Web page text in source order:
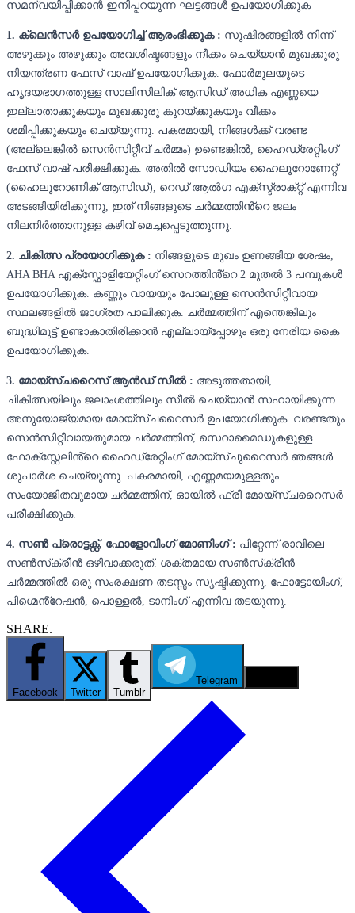
സമന്വയിപ്പിക്കാൻ ഇനിപ്പറയുന്ന ഘട്ടങ്ങൾ ഉപയോഗിക്കുക
1. ക്ലെൻസർ ഉപയോഗിച്ച് ആരംഭിക്കുക : സുഷിരങ്ങളിൽ നിന്ന്
അഴുക്കും അഴുക്കും അവശിഷ്ടങ്ങളും നീക്കം ചെയ്യാൻ മുഖക്കുരു
നിയന്ത്രണ ഫേസ് വാഷ് ഉപയോഗിക്കുക. ഫോർമുലയുടെ
ഹൃദയഭാഗത്തുള്ള സാലിസിലിക് ആസിഡ് അധിക എണ്ണയെ
ഇല്ലാതാക്കുകയും മുഖക്കുരു കുറയ്ക്കുകയും വീക്കം
ശമിപ്പിക്കുകയും ചെയ്യുന്നു. പകരമായി, നിങ്ങൾക്ക് വരണ്ട
(അല്ലെങ്കിൽ സെൻസിറ്റീവ് ചർമ്മം) ഉണ്ടെങ്കിൽ, ഹൈഡ്രേറ്റിംഗ്
ഫേസ് വാഷ് പരീക്ഷിക്കുക. അതിൽ സോഡിയം ഹൈലൂറോണേറ്റ്
(ഹൈലൂറോണിക് ആസിഡ്), റെഡ് ആൽഗ എക്സ്ട്രാക്‌റ്റ് എന്നിവ
അടങ്ങിയിരിക്കുന്നു, ഇത് നിങ്ങളുടെ ചർമ്മത്തിൻ്റെ ജലം
നിലനിർത്താനുള്ള കഴിവ് മെച്ചപ്പെടുത്തുന്നു.
2. ചികിത്സ പ്രയോഗിക്കുക : നിങ്ങളുടെ മുഖം ഉണങ്ങിയ ശേഷം,
AHA BHA എക്സ്ഫോളിയേറ്റിംഗ് സെറത്തിൻ്റെ 2 മുതൽ 3 പമ്പുകൾ
ഉപയോഗിക്കുക. കണ്ണും വായയും പോലുള്ള സെൻസിറ്റീവായ
സ്ഥലങ്ങളിൽ ജാഗ്രത പാലിക്കുക. ചർമ്മത്തിന് എന്തെങ്കിലും
ബുദ്ധിമുട്ട് ഉണ്ടാകാതിരിക്കാൻ എല്ലായ്പ്പോഴും ഒരു നേരിയ കൈ
ഉപയോഗിക്കുക.
3. മോയ്സ്ചറൈസ് ആൻഡ് സീൽ : അടുത്തതായി,
ചികിത്സയിലും ജലാംശത്തിലും സീൽ ചെയ്യാൻ സഹായിക്കുന്ന
അനുയോജ്യമായ മോയ്സ്ചറൈസർ ഉപയോഗിക്കുക. വരണ്ടതും
സെൻസിറ്റീവായതുമായ ചർമ്മത്തിന്, സെറാമൈഡുകളുള്ള
ഫോക്‌സ്റ്റേലിൻ്റെ ഹൈഡ്രേറ്റിംഗ് മോയ്‌സ്ചുറൈസർ ഞങ്ങൾ
ശുപാർശ ചെയ്യുന്നു. പകരമായി, എണ്ണമയമുള്ളതും
സംയോജിതവുമായ ചർമ്മത്തിന്, ഓയിൽ ഫ്രീ മോയ്സ്ചറൈസർ
പരീക്ഷിക്കുക.
4. സൺ പ്രൊട്ടക്റ്റ്, ഫോളോവിംഗ് മോണിംഗ് : പിറ്റേന്ന് രാവിലെ
സൺസ്‌ക്രീൻ ഒഴിവാക്കരുത്. ശക്തമായ സൺസ്‌ക്രീൻ
ചർമ്മത്തിൽ ഒരു സംരക്ഷണ തടസ്സം സൃഷ്ടിക്കുന്നു, ഫോട്ടോയിംഗ്,
പിഗ്മെൻ്റേഷൻ, പൊള്ളൽ, ടാനിംഗ് എന്നിവ തടയുന്നു.
SHARE.
Facebook Twitter Tumblr
Telegram